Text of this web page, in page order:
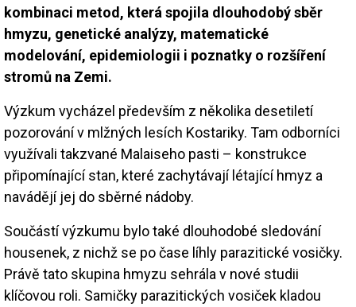
kombinaci metod, která spojila dlouhodobý sběr
hmyzu, genetické analýzy, matematické
modelování, epidemiologii i poznatky o rozšíření
stromů na Zemi.
Výzkum vycházel především z několika desetiletí
pozorování v mlžných lesích Kostariky. Tam odborníci
využívali takzvané Malaiseho pasti – konstrukce
připomínající stan, které zachytávají létající hmyz a
navádějí jej do sběrné nádoby.
Součástí výzkumu bylo také dlouhodobé sledování
housenek, z nichž se po čase líhly parazitické vosičky.
Právě tato skupina hmyzu sehrála v nové studii
klíčovou roli. Samičky parazitických vosiček kladou